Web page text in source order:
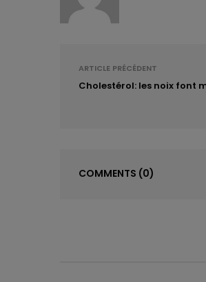
ARTICLE PRÉCÉDENT
Cholestérol: les noix font
COMMENTS (0)